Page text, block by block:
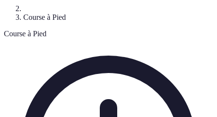
Course à Pied
Course à Pied